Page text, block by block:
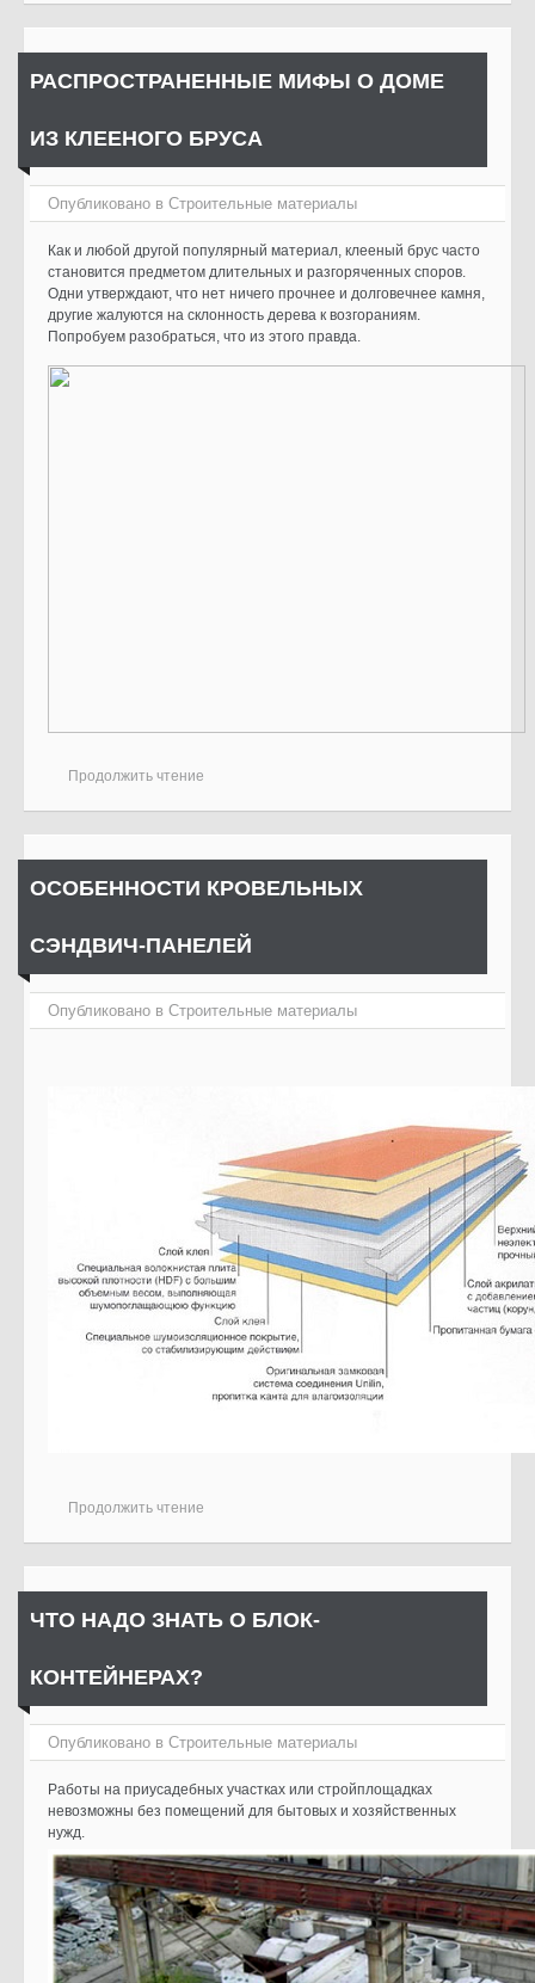
РАСПРОСТРАНЕННЫЕ МИФЫ О ДОМЕ
ИЗ КЛЕЕНОГО БРУСА
Опубликовано в Cтроительные материалы
Как и любой другой популярный материал, клееный брус часто
становится предметом длительных и разгоряченных споров.
Одни утверждают, что нет ничего прочнее и долговечнее камня,
другие жалуются на склонность дерева к возгораниям.
Попробуем разобраться, что из этого правда.
Продолжить чтение
ОСОБЕННОСТИ КРОВЕЛЬНЫХ
СЭНДВИЧ-ПАНЕЛЕЙ
Опубликовано в Cтроительные материалы
Продолжить чтение
ЧТО НАДО ЗНАТЬ О БЛОК-
КОНТЕЙНЕРАХ?
Опубликовано в Cтроительные материалы
Работы на приусадебных участках или стройплощадках
невозможны без помещений для бытовых и хозяйственных
нужд.